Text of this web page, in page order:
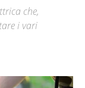
che,
i vari